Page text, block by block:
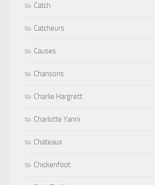
Catch
Catcheurs
Causes
Chansons
Charlie Hargrett
Charlotte Yanni
Chateaux
Chickenfoot